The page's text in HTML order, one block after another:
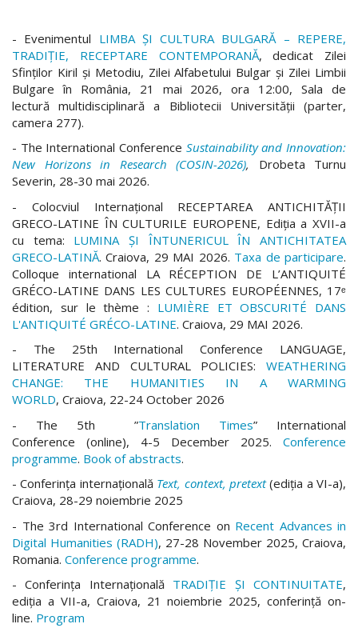
- Evenimentul LIMBA ȘI CULTURA BULGARĂ – REPERE,
TRADIȚIE, RECEPTARE CONTEMPORANĂ, dedicat Zilei
Sfinților Kiril și Metodiu, Zilei Alfabetului Bulgar și Zilei Limbii
Bulgare în România, 21 mai 2026, ora 12:00, Sala de
lectură multidisciplinară a Bibliotecii Universității (parter,
camera 277).
- The International Conference Sustainability and Innovation:
New Horizons in Research (COSIN-2026), Drobeta Turnu
Severin, 28-30 mai 2026.
- Colocviul Internațional RECEPTAREA ANTICHITĂȚII
GRECO-LATINE ÎN CULTURILE EUROPENE, Ediția a XVII-a
cu tema: LUMINA ȘI ÎNTUNERICUL ÎN ANTICHITATEA
GRECO-LATINĂ. Craiova, 29 MAI 2026. Taxa de participare.
Colloque international LA RÉCEPTION DE L’ANTIQUITÉ
GRÉCO-LATINE DANS LES CULTURES EUROPÉENNES, 17ᵉ
édition, sur le thème : LUMIÈRE ET OBSCURITÉ DANS
L'ANTIQUITÉ GRÉCO-LATINE. Craiova, 29 MAI 2026.
- The 25th International Conference LANGUAGE,
LITERATURE AND CULTURAL POLICIES: WEATHERING
CHANGE: THE HUMANITIES IN A WARMING
WORLD, Craiova, 22-24 October 2026
- The 5th ”Translation Times” International
Conference (online), 4-5 December 2025. Conference
programme. Book of abstracts.
- Conferința internațională Text, context, pretext(ediția a VI-a),
Craiova, 28-29 noiembrie 2025
- The 3rd International Conference on Recent Advances in
Digital Humanities (RADH), 27-28 November 2025, Craiova,
Romania. Conference programme.
- Conferinţa Internaţională TRADIŢIE ŞI CONTINUITATE,
ediția a VII-a, Craiova, 21 noiembrie 2025, conferință on-
line. Program